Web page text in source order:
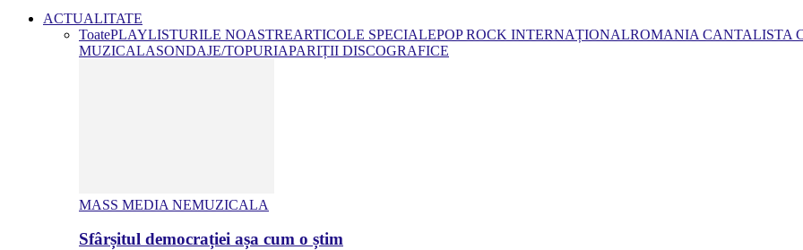
ACTUALITATE
ToatePLAYLISTURILE NOASTREARTICOLE SPECIALEPOP ROCK INTERNAȚIONALROMANIA CANTALISTA
MUZICALASONDAJE/TOPURIAPARIȚII DISCOGRAFICE
MASS MEDIA NEMUZICALA
Sfârșitul democrației așa cum o știm